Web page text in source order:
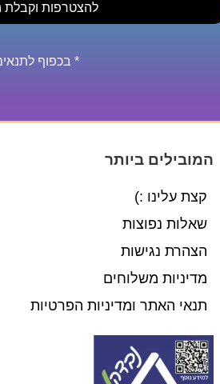
להצטרפות
* בכפוף
המובילים ביותר
קצת עלינו :)
שאלות נפוצות
הצהרת נגישות
מדיניות משלוחים
תנאי האתר ומדיניות הפרטיות